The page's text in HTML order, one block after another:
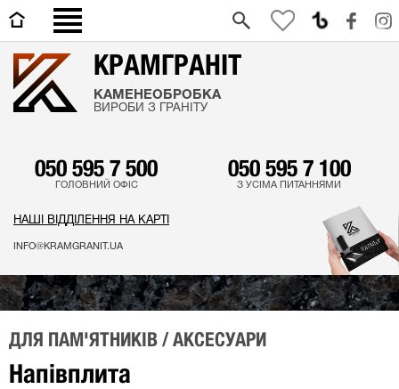
КРАМГРАНІТ
КАМЕНЕОБРОБКА
ВИРОБИ З ГРАНІТУ
050 595 7 500
ГОЛОВНИЙ ОФІС
050 595 7 100
З УСІМА ПИТАННЯМИ
НАШІ ВІДДІЛЕННЯ НА КАРТІ
INFO@KRAMGRANIT.UA
ДЛЯ ПАМ'ЯТНИКІВ / АКСЕСУАРИ
Напівплита